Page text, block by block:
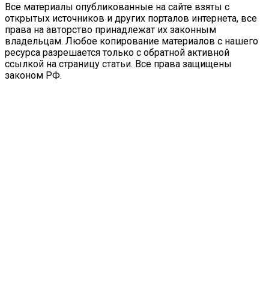
Все материалы опубликованные на сайте взяты с
открытых источников и других порталов интернета, все
права на авторство принадлежат их законным
владельцам. Любое копирование материалов с нашего
ресурса разрешается только с обратной активной
ссылкой на страницу статьи. Все права защищены
законом РФ.